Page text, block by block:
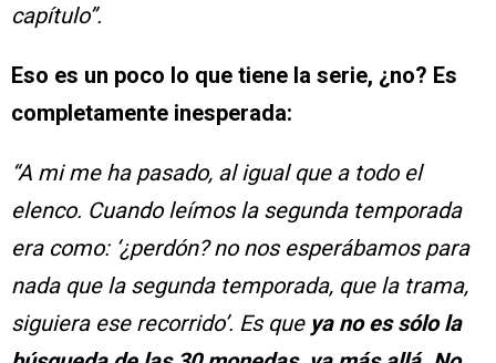
capítulo”.
Eso es un poco lo que tiene la serie, ¿no? Es
completamente inesperada:
“A mi me ha pasado, al igual que a todo el
elenco. Cuando leímos la segunda temporada
era como: ‘¿perdón? no nos esperábamos para
nada que la segunda temporada, que la trama,
siguiera ese recorrido’. Es que ya no es sólo la